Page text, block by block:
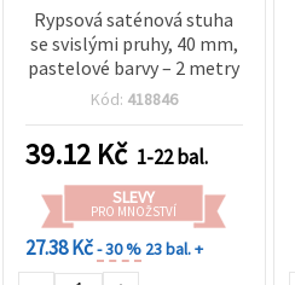
Rypsová saténová stuha
se svislými pruhy, 40 mm,
pastelové barvy – 2 metry
Kód: 418846
39.12 Kč 1-22 bal.
SLEVY
PRO MNOŽSTVÍ
27.38 Kč- 30 % 23 bal. +